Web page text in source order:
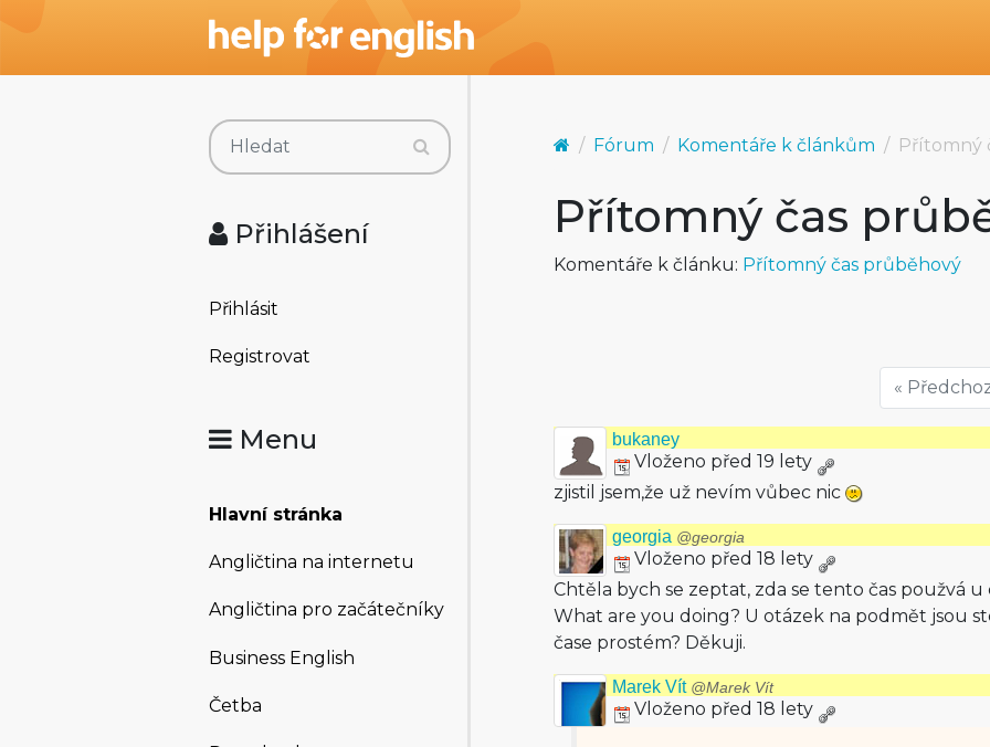
Přihlášení
Přihlásit
Registrovat
Menu
Hlavní stránka
Angličtina na internetu
Angličtina pro začátečníky
Business English
Četba
Fórum Komentáře k článkům Přítomný
Přítomný čas
Komentáře k článku: Přítomný čas průběhový
«
bukaney
Vloženo před 19 lety
zjistil jsem,že už nevím vůbec nic
georgia @georgia
Vloženo před 18 lety
Chtěla bych se zeptat, zda se tento čas použvá
What are you doing? U otázek na podmět jsou
čase prostém? Děkuji.
Marek Vít @Marek Vít
Vloženo před 18 lety